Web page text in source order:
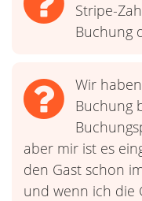
Stripe-
Buchung
Wir
Buchung
aber mir ist es
den Gast schon
und wenn ich die